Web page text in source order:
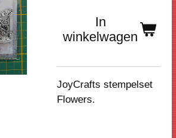
In
winkelwagen
JoyCrafts stempelset
Flowers.